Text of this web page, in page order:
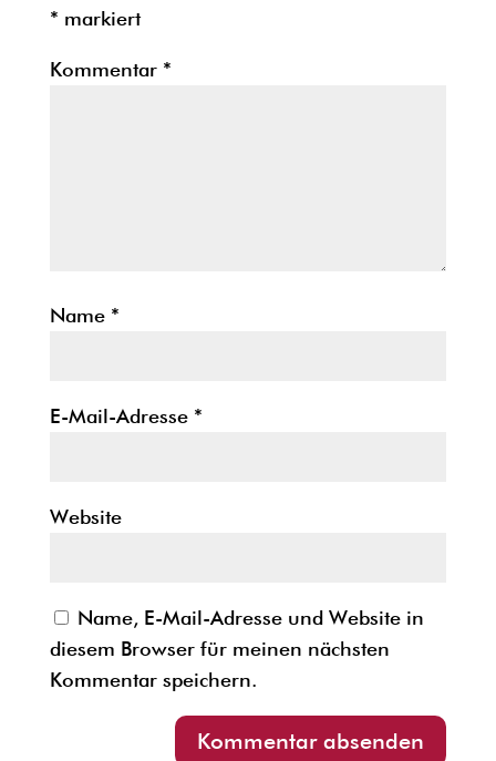
* markiert
Kommentar *
Name *
E-Mail-Adresse *
Website
Name, E-Mail-Adresse und Website in
diesem Browser für meinen nächsten
Kommentar speichern.